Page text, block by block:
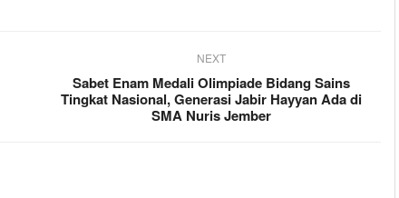
NEXT
Sabet Enam Medali Olimpiade Bidang Sains
Tingkat Nasional, Generasi Jabir Hayyan Ada di
SMA Nuris Jember